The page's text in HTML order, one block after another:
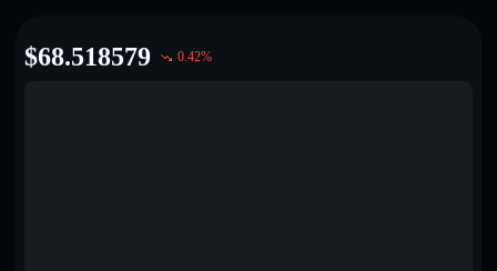
$68.518579 0.42%